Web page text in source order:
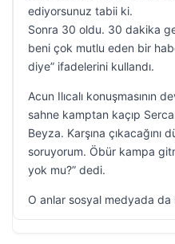
ediyorsunuz tabii ki.
Sonra 30 oldu. 30 dakika
beni çok mutlu eden bir
diye” ifadelerini kullandı.
Acun Ilıcalı konuşmasının
sahne kamptan kaçıp
Beyza. Karşına çıkacağını
soruyorum. Öbür kampa
yok mu?” dedi.
O anlar sosyal medyada da